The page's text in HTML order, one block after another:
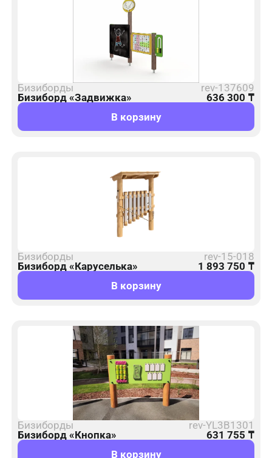
Бизиборды
rev-137609
Бизиборд «Задвижка»
636 300 ₸
В корзину
Бизиборды
rev-15-018
Бизиборд «Каруселька»
1 893 750 ₸
В корзину
Бизиборды
rev-YL3B1301
Бизиборд «Кнопка»
631 755 ₸
В корзину